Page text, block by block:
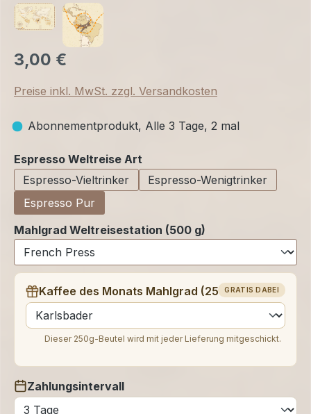
3,00 €
Preise inkl. MwSt. zzgl. Versandkosten
Abonnementprodukt, Alle 3 Tage, 2 mal
Espresso Weltreise Art
Espresso-Vieltrinker
Espresso-Wenigtrinker
Espresso Pur
Mahlgrad Weltreisestation (500 g)
GRATIS DABEI
Kaffee des Monats Mahlgrad (250 g)
auswählen
Dieser 250g-Beutel wird mit jeder Lieferung mitgeschickt.
Zahlungsintervall
auswählen